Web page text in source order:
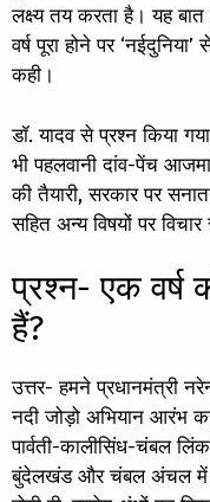
लक्ष्य तय करता है। यह
वर्ष पूरा होने पर
कही।
डॉ. यादव से प्रश्न किया
भी पहलवानी दांव-पेंच
की तैयारी, सरकार पर
सहित अन्य विषयों पर
प्रश्न- एक वर्ष
हैं?
उत्तर- हमने प्रधानमंत्री
नदी जोड़ो अभियान आरंभ
पार्वती-कालीसिंध-चंबल
बुंदेलखंड और चंबल अंचल में